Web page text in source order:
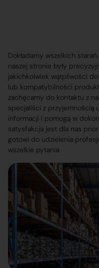
Dokładamy wszelkich
naszej stronie były
jakichkolwiek wątpliwości
lub kompatybilności
zachęcamy do kontaktu z
specjaliści z przyjemnością
informacji i pomogą w
satysfakcja jest dla nas
gotowi do udzielenia
wszelkie pytania.